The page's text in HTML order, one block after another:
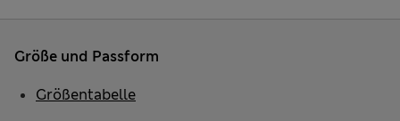
Größe und Passform
Größentabelle